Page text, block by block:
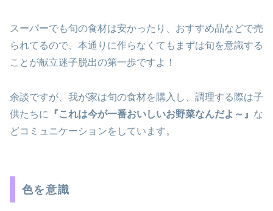
スーパーでも旬の食材は安かったり、おすすめ品などで売
られてるので、本通りに作らなくてもまずは旬を意識する
ことが献立迷子脱出の第一歩ですよ！
余談ですが、我が家は旬の食材を購入し、調理する際は子
供たちに
『これは今が一番おいしいお野菜なんだよ～』 な
どコミュニケーションをしています。
色を意識